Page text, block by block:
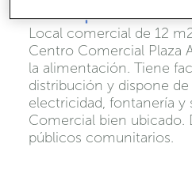
Descripción
Local comercial de 12
Centro Comercial Plaza
la alimentación. Tiene
distribución y dispone
electricidad, fontanería
Comercial bien ubicado.
públicos comunitarios.